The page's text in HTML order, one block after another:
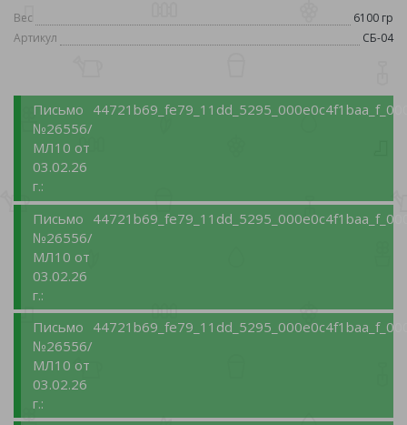
Вес
6100 гр
Артикул
СБ-04
Письмо
№26556/
МЛ10 от
03.02.26
г.:
Письмо
№26556/
МЛ10 от
03.02.26
г.:
Письмо
№26556/
МЛ10 от
03.02.26
г.: